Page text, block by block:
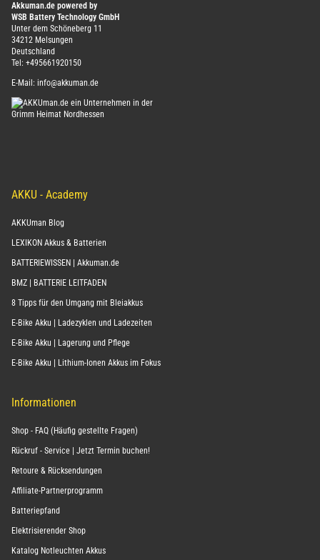
Akkuman.de powered by
WSB Battery Technology GmbH
Unter dem Schöneberg 11
34212 Melsungen
Deutschland
Tel: +495661920150
E-Mail: info@akkuman.de
AKKU - Academy
AKKUman Blog
LEXIKON Akkus & Batterien
BATTERIEWISSEN | Akkuman.de
BMZ | BATTERIE LEITFADEN
8 Tipps für den Umgang mit Bleiakkus
E-Bike Akku | Ladezyklen und Ladezeiten
E-Bike Akku | Lagerung und Pflege
E-Bike Akku | Lithium-Ionen Akkus im Fokus
Informationen
Shop - FAQ (Häufig gestellte Fragen)
Rückruf - Service | Jetzt Termin buchen!
Retoure & Rücksendungen
Affiliate-Partnerprogramm
Batteriepfand
Elektrisierender Shop
Katalog Notleuchten Akkus